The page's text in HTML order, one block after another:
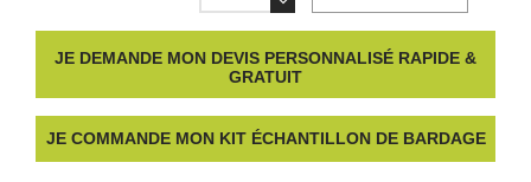
JE DEMANDE MON DEVIS PERSONNALISÉ RAPIDE &
GRATUIT
JE COMMANDE MON KIT ÉCHANTILLON DE BARDAGE